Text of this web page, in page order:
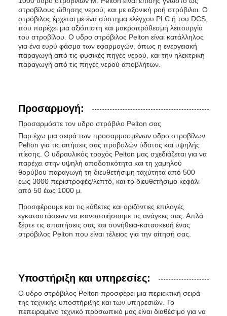
στροβίλους ώθησης νερού, και με αξονική ροή στρόβιλοι. Ο
στρόβιλος έρχεται με ένα σύστημα ελέγχου PLC ή του DCS,
που παρέχει μια αξιόπιστη και μακροπρόθεσμη λειτουργία
του στροβίλου. Ο υδρο στρόβιλος Pelton είναι κατάλληλος
για ένα ευρύ φάσμα των εφαρμογών, όπως η ενεργειακή
παραγωγή από τις φυσικές πηγές νερού, και την ηλεκτρική
παραγωγή από τις πηγές νερού αποβλήτων.
Προσαρμογή:
Προσαρμόστε τον υδρο στρόβιλο Pelton σας
Παρ:έχω μια σειρά των προσαρμοσμένων υδρο στροβίλων
Pelton για τις αιτήσεις σας προβολών ύδατος και υψηλής
πίεσης. Ο υδραυλικός τροχός Pelton μας σχεδιάζεται για να
παρέχει στην υψηλή αποδοτικότητα και τη χαμηλού
θορύβου παραγωγή τη διευθετήσιμη ταχύτητα από 500
έως 3000 περιστροφές/λεπτό, και το διευθετήσιμο κεφάλι
από 50 έως 1000 μ.
Προσφέρουμε και τις κάθετες και οριζόντιες επιλογές
εγκαταστάσεων να ικανοποιήσουμε τις ανάγκες σας. Απλά
ξέρτε τις απαιτήσεις σας και συνήθεια-κατασκευή ένας
στρόβιλος Pelton που είναι τέλειος για την αίτησή σας.
Υποστήριξη και υπηρεσίες:
Ο υδρο στρόβιλος Pelton προσφέρει μια περιεκτική σειρά
της τεχνικής υποστήριξης και των υπηρεσιών. Το
πεπειραμένο τεχνικό προσωπικό μας είναι διαθέσιμο για να